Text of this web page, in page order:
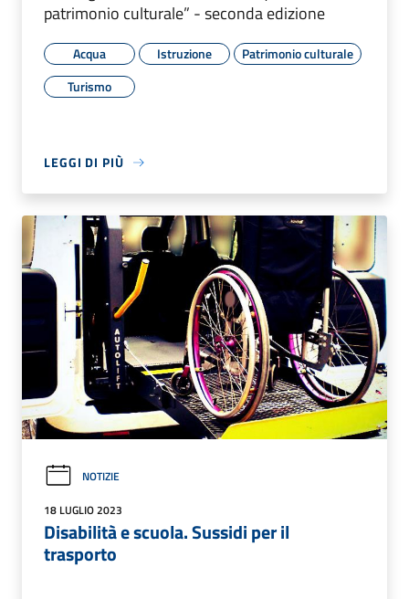
patrimonio culturale” - seconda edizione
Acqua Istruzione
Patrimonio culturale
Turismo
LEGGI DI PIÙ
NOTIZIE
18 LUGLIO 2023
Disabilità e scuola. Sussidi per il
trasporto